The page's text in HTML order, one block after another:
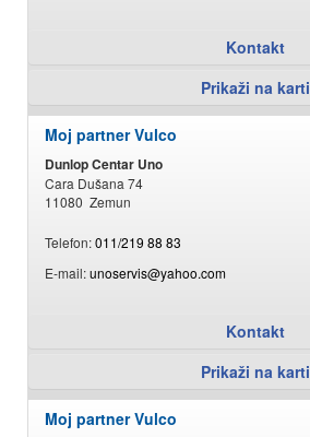
Kontakt
Prikaži na karti
Moj partner Vulco
Dunlop Centar Uno
Cara Dušana 74
11080 Zemun
Telefon:011/219 88 83
E-mail:unoservis@yahoo.com
Kontakt
Prikaži na karti
Moj partner Vulco